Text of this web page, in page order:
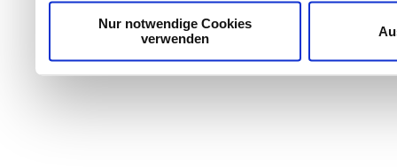
Dienste gesammelt haben.
Nur notwendige Cookies
verwenden